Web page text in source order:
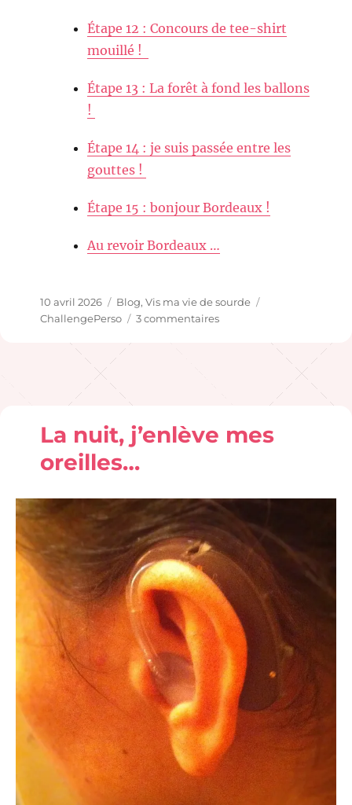
Étape 12 : Concours de tee-shirt
mouillé !
Étape 13 : La forêt à fond les ballons
!
Étape 14 : je suis passée entre les
gouttes !
Étape 15 : bonjour Bordeaux !
Au revoir Bordeaux …
Publié
le
10 avril 2026 Catégories
Blog,Vis ma vie de sourde
ChallengePerso
3 commentairessur
seule,
La nuit, j’enlève mes
oreilles…